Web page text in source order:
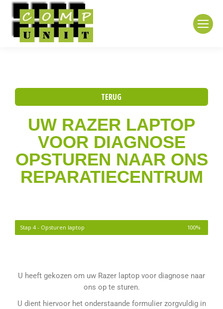
TERUG
UW RAZER LAPTOP
VOOR DIAGNOSE
OPSTUREN NAAR ONS
REPARATIECENTRUM
Stap 4 - Opsturen laptop 100%
U heeft gekozen om uw Razer laptop voor diagnose naar
ons op te sturen.
U dient hiervoor het onderstaande formulier zorgvuldig in